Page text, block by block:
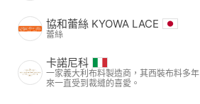
協和蕾絲 KYOWA LACE
蕾絲
卡諾尼科
一家義大利布料製造商，其西裝布料多年
來一直受到裁縫的喜愛。